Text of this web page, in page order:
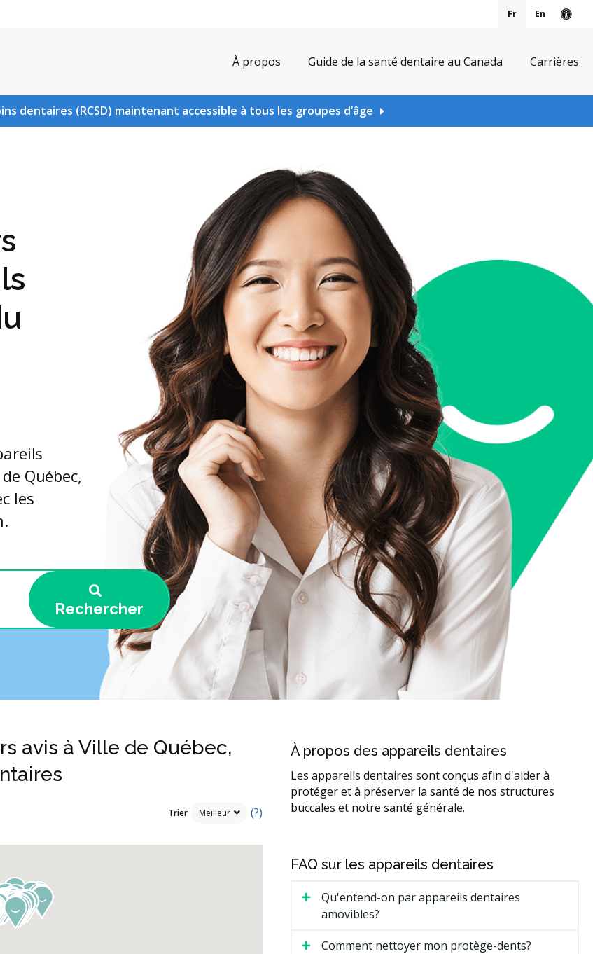
Fr En
À propos Guide de la santé dentaire au Canada Carrières
dentaires (RCSD) maintenant accessible à tous les groupes d’âge
Québec,
les
Rechercher
avis à Ville de Québec,
Trier (?)
À propos des appareils dentaires
Les appareils dentaires sont conçus afin d'aider à
protéger et à préserver la santé de nos structures
buccales et notre santé générale.
FAQ sur les appareils dentaires
Qu'entend-on par appareils dentaires
amovibles?
Comment nettoyer mon protège-dents?